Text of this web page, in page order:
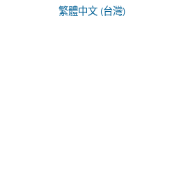
繁體中文 (台灣)